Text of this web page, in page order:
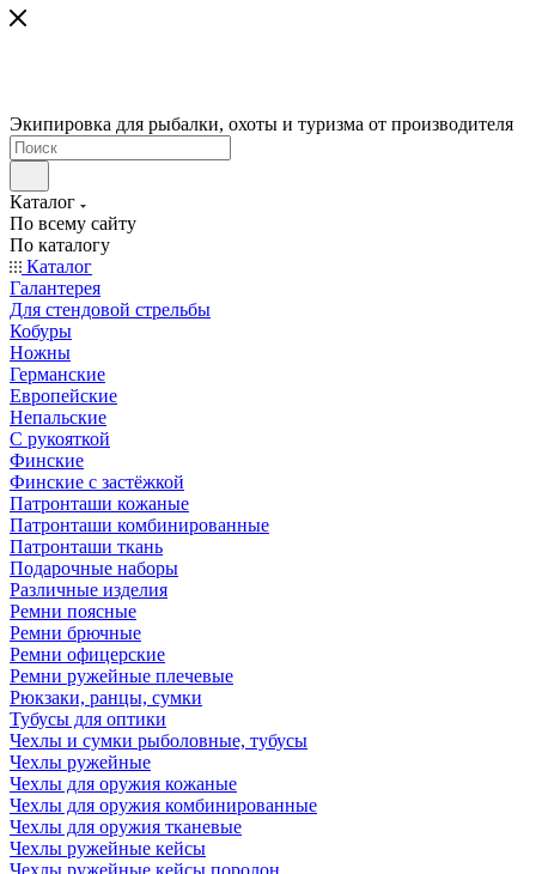
Экипировка для рыбалки, охоты и туризма от производителя
Каталог
По всему сайту
По каталогу
Каталог
Галантерея
Для стендовой стрельбы
Кобуры
Ножны
Германские
Европейские
Непальские
С рукояткой
Финские
Финские с застёжкой
Патронташи кожаные
Патронташи комбинированные
Патронташи ткань
Подарочные наборы
Различные изделия
Ремни поясные
Ремни брючные
Ремни офицерские
Ремни ружейные плечевые
Рюкзаки, ранцы, сумки
Тубусы для оптики
Чехлы и сумки рыболовные, тубусы
Чехлы ружейные
Чехлы для оружия кожаные
Чехлы для оружия комбинированные
Чехлы для оружия тканевые
Чехлы ружейные кейсы
Чехлы ружейные кейсы поролон